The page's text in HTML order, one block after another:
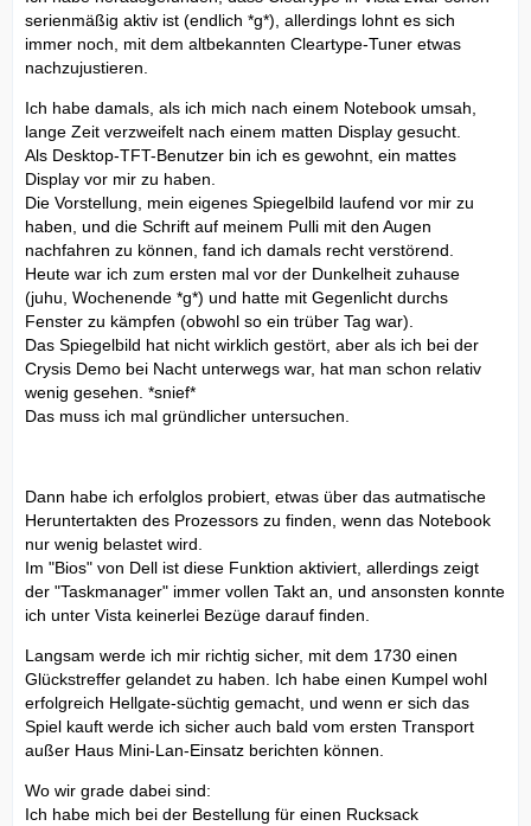
serienmäßig aktiv ist (endlich *g*), allerdings lohnt es sich
immer noch, mit dem altbekannten Cleartype-Tuner etwas
nachzujustieren.
Ich habe damals, als ich mich nach einem Notebook umsah,
lange Zeit verzweifelt nach einem matten Display gesucht.
Als Desktop-TFT-Benutzer bin ich es gewohnt, ein mattes
Display vor mir zu haben.
Die Vorstellung, mein eigenes Spiegelbild laufend vor mir zu
haben, und die Schrift auf meinem Pulli mit den Augen
nachfahren zu können, fand ich damals recht verstörend.
Heute war ich zum ersten mal vor der Dunkelheit zuhause
(juhu, Wochenende *g*) und hatte mit Gegenlicht durchs
Fenster zu kämpfen (obwohl so ein trüber Tag war).
Das Spiegelbild hat nicht wirklich gestört, aber als ich bei der
Crysis Demo bei Nacht unterwegs war, hat man schon relativ
wenig gesehen. *snief*
Das muss ich mal gründlicher untersuchen.
Dann habe ich erfolglos probiert, etwas über das autmatische
Heruntertakten des Prozessors zu finden, wenn das Notebook
nur wenig belastet wird.
Im "Bios" von Dell ist diese Funktion aktiviert, allerdings zeigt
der "Taskmanager" immer vollen Takt an, und ansonsten konnte
ich unter Vista keinerlei Bezüge darauf finden.
Langsam werde ich mir richtig sicher, mit dem 1730 einen
Glückstreffer gelandet zu haben. Ich habe einen Kumpel wohl
erfolgreich Hellgate-süchtig gemacht, und wenn er sich das
Spiel kauft werde ich sicher auch bald vom ersten Transport
außer Haus Mini-Lan-Einsatz berichten können.
Wo wir grade dabei sind:
Ich habe mich bei der Bestellung für einen Rucksack